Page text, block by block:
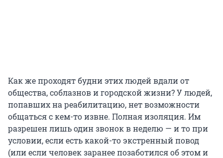
Как же проходят будни этих людей вдали от
общества, соблазнов и городской жизни? У людей,
попавших на реабилитацию, нет возможности
общаться с кем-то извне. Полная изоляция. Им
разрешен лишь один звонок в неделю — и то при
условии, если есть какой-то экстренный повод
(или если человек заранее позаботился об этом и